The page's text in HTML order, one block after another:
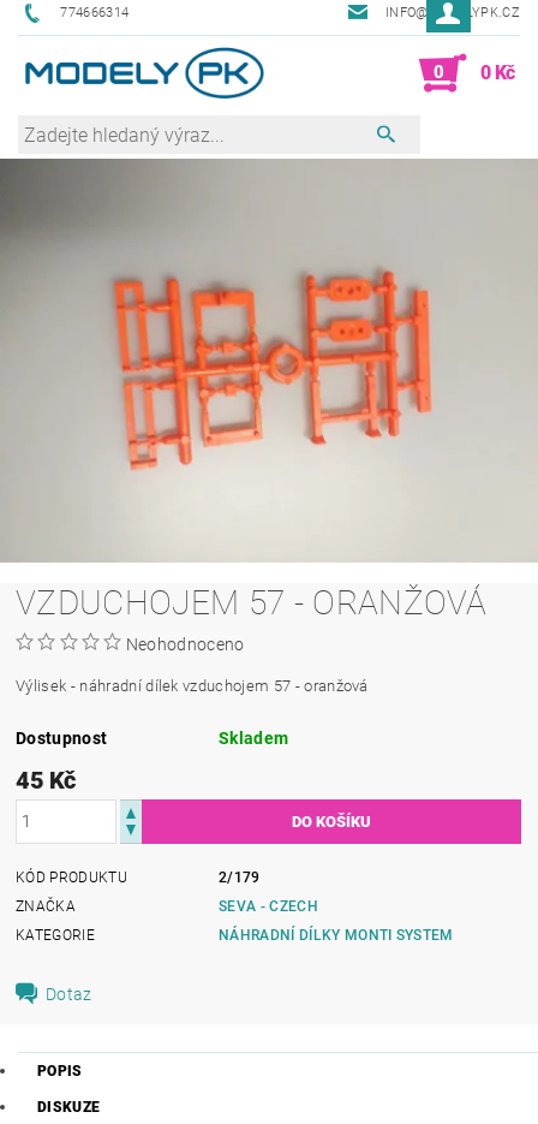
774666314 INFO@MODELYPK.CZ
0 0 Kč
VZDUCHOJEM 57 - ORANŽOVÁ
Neohodnoceno
Výlisek - náhradní dílek vzduchojem 57 - oranžová
Dostupnost Skladem
45 Kč
KÓD PRODUKTU
2/179
ZNAČKA
SEVA - CZECH
KATEGORIE
NÁHRADNÍ DÍLKY MONTI SYSTEM
Dotaz
POPIS
DISKUZE